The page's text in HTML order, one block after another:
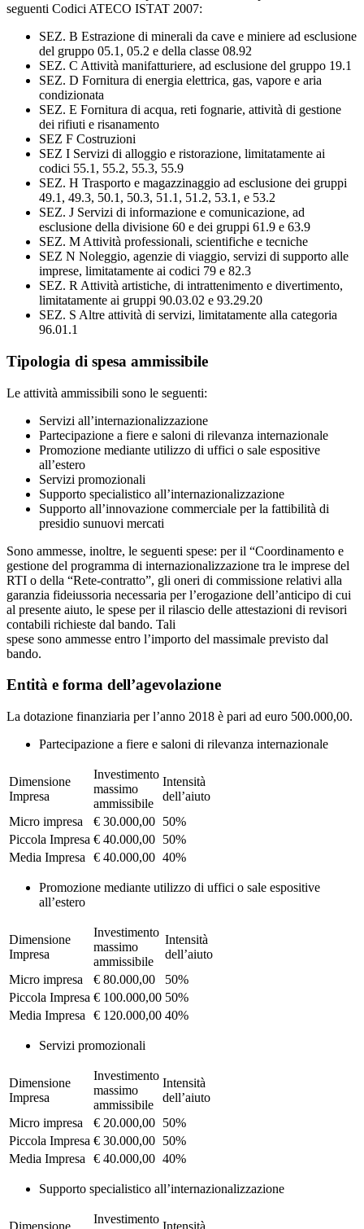
seguenti Codici ATECO ISTAT 2007:
SEZ. B Estrazione di minerali da cave e miniere ad esclusione
del gruppo 05.1, 05.2 e della classe 08.92
SEZ. C Attività manifatturiere, ad esclusione del gruppo 19.1
SEZ. D Fornitura di energia elettrica, gas, vapore e aria
condizionata
SEZ. E Fornitura di acqua, reti fognarie, attività di gestione
dei rifiuti e risanamento
SEZ F Costruzioni
SEZ I Servizi di alloggio e ristorazione, limitatamente ai
codici 55.1, 55.2, 55.3, 55.9
SEZ. H Trasporto e magazzinaggio ad esclusione dei gruppi
49.1, 49.3, 50.1, 50.3, 51.1, 51.2, 53.1, e 53.2
SEZ. J Servizi di informazione e comunicazione, ad
esclusione della divisione 60 e dei gruppi 61.9 e 63.9
SEZ. M Attività professionali, scientifiche e tecniche
SEZ N Noleggio, agenzie di viaggio, servizi di supporto alle
imprese, limitatamente ai codici 79 e 82.3
SEZ. R Attività artistiche, di intrattenimento e divertimento,
limitatamente ai gruppi 90.03.02 e 93.29.20
SEZ. S Altre attività di servizi, limitatamente alla categoria
96.01.1
Tipologia di spesa ammissibile
Le attività ammissibili sono le seguenti:
Servizi all’internazionalizzazione
Partecipazione a fiere e saloni di rilevanza internazionale
Promozione mediante utilizzo di uffici o sale espositive
all’estero
Servizi promozionali
Supporto specialistico all’internazionalizzazione
Supporto all’innovazione commerciale per la fattibilità di
presidio sunuovi mercati
Sono ammesse, inoltre, le seguenti spese: per il “Coordinamento e
gestione del programma di internazionalizzazione tra le imprese del
RTI o della “Rete-contratto”, gli oneri di commissione relativi alla
garanzia fideiussoria necessaria per l’erogazione dell’anticipo di cui
al presente aiuto, le spese per il rilascio delle attestazioni di revisori
contabili richieste dal bando. Tali
spese sono ammesse entro l’importo del massimale previsto dal
bando.
Entità e forma dell’agevolazione
La dotazione finanziaria per l’anno 2018 è pari ad euro 500.000,00.
Partecipazione a fiere e saloni di rilevanza internazionale
Dimensione
Impresa
Investimento
massimo
ammissibile
Intensità
dell’aiuto
Micro impresa
€ 30.000,00 50%
Piccola Impresa € 40.000,00 50%
Media Impresa
€ 40.000,00 40%
Promozione mediante utilizzo di uffici o sale espositive
all’estero
Dimensione
Impresa
Investimento
massimo
ammissibile
Intensità
dell’aiuto
Micro impresa
€ 80.000,00
50%
Piccola Impresa € 100.000,00 50%
Media Impresa
€ 120.000,00 40%
Servizi promozionali
Dimensione
Impresa
Investimento
massimo
ammissibile
Intensità
dell’aiuto
Micro impresa
€ 20.000,00 50%
Piccola Impresa € 30.000,00 50%
Media Impresa
€ 40.000,00 40%
Supporto specialistico all’internazionalizzazione
Investimento